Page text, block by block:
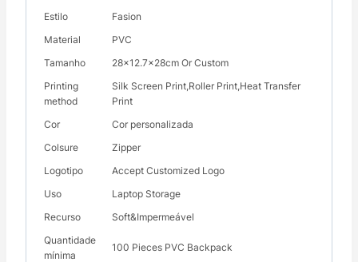
Estilo
Fasion
Material
PVC
Tamanho
28×12.7x28cm Or Custom
Printing
method
Silk Screen Print,Roller Print,Heat Transfer
Print
Cor
Cor personalizada
Colsure
Zipper
Logotipo
Accept Customized Logo
Uso
Laptop Storage
Recurso
Soft&Impermeável
Quantidade
mínima
100 Pieces PVC Backpack